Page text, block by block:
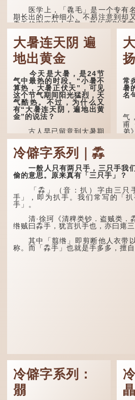
医学上，「毳毛」是一个专有名
期长出的一种细小、不易注意到却
毳毛的密度因人而异，其长度则通常
大暑连天阴 遍
地出黄金
今天是大暑，是24节
气中最热的时段。“小暑不
算热，大暑正伏天”，可见
这个节气期间阳光猛烈，天
气酷热。不过，为什么又
有“大暑连天阴，遍地出黄
金”的说法？
古人早已留意到大暑期
间的气候规律。 《逸周书·
时训解》记载：「大暑之
日，腐草化为萤。又五日，
土润溽暑。又五日，大雨时
行。」意思是说，大暑时节
萤火虫出生，土地湿热，常
有大雨出现。
这段时期的雨水，对农
作物尤其重要。三伏天酷热
难耐，农作物不能缺水。若
连续几天降雨，泥土得以湿
润；雨过天晴后，烈日高
照...
常
暑
名
气
甫
弟
林
舟
五
季
气
转
“
和
中
冷僻字系列｜掱
一般人只有两只手，三只手我
偷的意思。原来真有「三只手」？
「掱」（音：扒）字由三只
手」，即为扒手。我们常写的「
手」。
清·徐珂《清稗类钞．盗贼类．
绺贼曰掱手，犹言扒手也，亦曰瘪三
其中「翦绺」即剪断他人衣带以
称。而「掱手」也就是手多多，擅
冷僻字系列：
朤
瞐